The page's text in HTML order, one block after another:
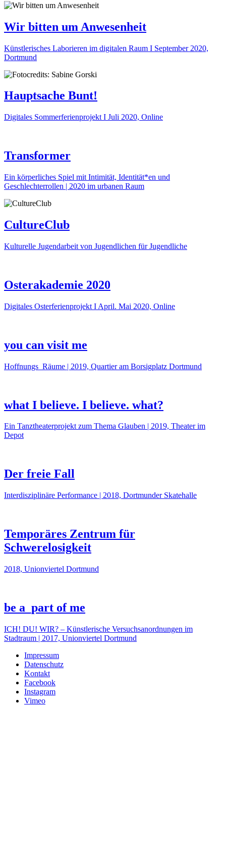
Wir bitten um Anwesenheit
Künstlerisches Laborieren im digitalen Raum I September 2020,
Dortmund
Hauptsache Bunt!
Digitales Sommerferienprojekt I Juli 2020, Online
Transformer
Ein körperliches Spiel mit Intimität, Identität*en und
Geschlechterrollen | 2020 im urbanen Raum
CultureClub
Kulturelle Jugendarbeit von Jugendlichen für Jugendliche
Osterakademie 2020
Digitales Osterferienprojekt I April. Mai 2020, Online
you can visit me
Hoffnungs_Räume | 2019, Quartier am Borsigplatz Dortmund
what I believe. I believe. what?
Ein Tanztheaterprojekt zum Thema Glauben | 2019, Theater im
Depot
Der freie Fall
Interdisziplinäre Performance | 2018, Dortmunder Skatehalle
Temporäres Zentrum für
Schwerelosigkeit
2018, Unionviertel Dortmund
be a_part of me
ICH! DU! WIR? – Künstlerische Versuchsanordnungen im
Stadtraum | 2017, Unionviertel Dortmund
Impressum
Datenschutz
Kontakt
Facebook
Instagram
Vimeo